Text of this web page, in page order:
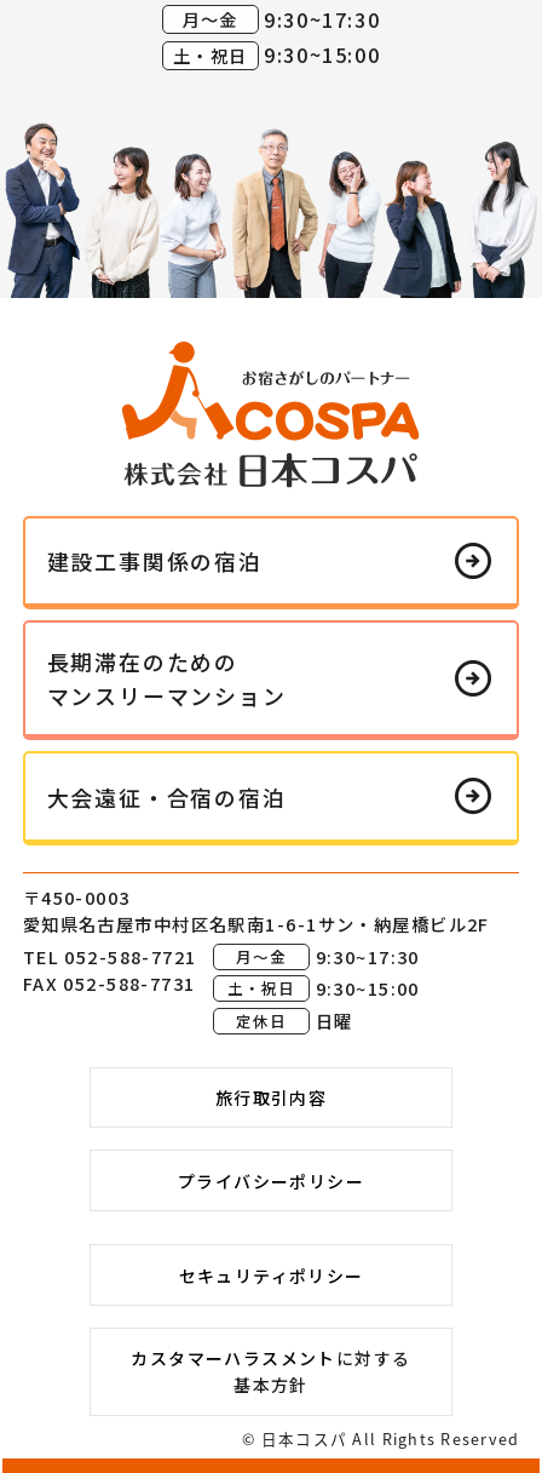
月～金 9:30~17:30
土・祝日 9:30~15:00
建設工事関係の宿泊 arrow_circle_right
長期滞在の ための
マンスリーマンション arrow_circle_right
大会遠征・ 合宿の宿泊 arrow_circle_right
〒450-0003
愛知県名古屋市中村区名駅南1-6-1サン・納屋橋ビル2F
TEL 052-588-7721
FAX 052-588-7731
月～金 9:30~17:30
土・祝日 9:30~15:00
定休日 日曜
旅行取引内容
プライバシーポリシー
セキュリティポリシー
カスタマーハラスメント に対する
基本方針
© 日本コスパ All Rights Reserved